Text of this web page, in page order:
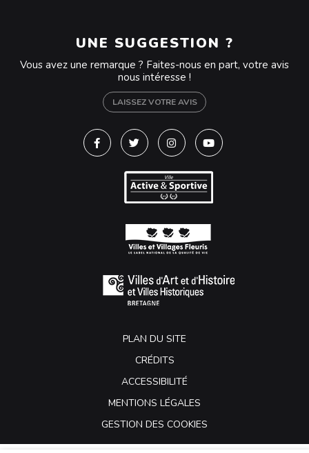
UNE SUGGESTION ?
Vous avez une remarque ? Faites-nous en part, votre avis
nous intéresse !
LAISSEZ VOTRE AVIS
Lien vers le compte Facebook
Lien vers le compte Twitter
Lien vers le compte
Lien vers la chaîne
PLAN DU SITE
CRÉDITS
ACCESSIBILITÉ
MENTIONS LÉGALES
GESTION DES COOKIES